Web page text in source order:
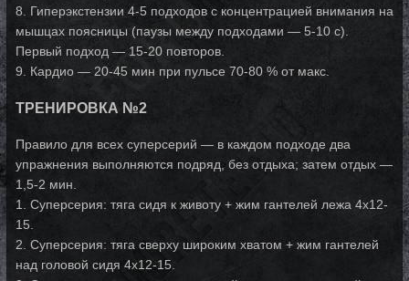
8. Гиперэкстензии 4-5 подходов с концентрацией внимания на
мышцах поясницы (паузы между подходами — 5-10 с).
Первый подход — 15-20 повторов.
9. Кардио — 20-45 мин при пульсе 70-80 % от макс.
ТРЕНИРОВКА №2
Правило для всех суперсерий — в каждом подходе два
упражнения выполняются подряд, без отдыха; затем отдых —
1,5-2 мин.
1. Суперсерия: тяга сидя к животу + жим гантелей лежа 4x12-
15.
2. Суперсерия: тяга сверху широким хватом + жим гантелей
над головой сидя 4x12-15.